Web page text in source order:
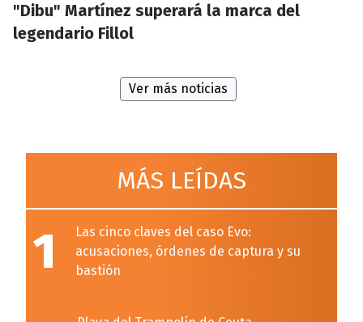
"Dibu" Martínez superará la marca del
legendario Fillol
Ver más noticias
MÁS LEÍDAS
1
Las cinco claves del caso Evo:
acusaciones, órdenes de captura y su
bastión